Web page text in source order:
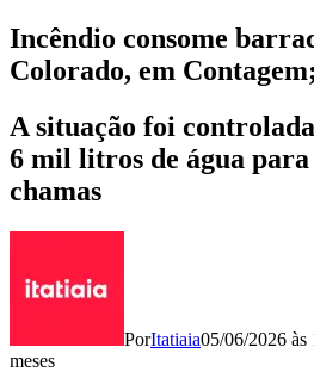
Incêndio consome
Colorado, em
A situação foi
6 mil litros de água para
chamas
PorItatiaia05/06/2026 às
meses